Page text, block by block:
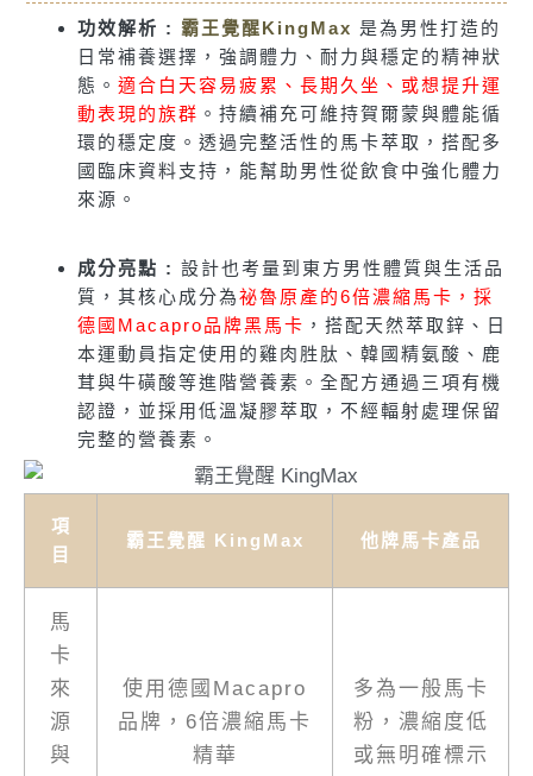
功效解析 : 霸王覺醒KingMax 是為男性打造的
日常補養選擇，強調體力、耐力與穩定的精神狀
態。 適合白天容易疲累、長期久坐、或想提升運
動表現的族群 。持續補充可維持賀爾蒙與體能循
環的穩定度。透過完整活性的馬卡萃取，搭配多
國臨床資料支持，能幫助男性從飲食中強化體力
來源。
成分亮點 : 設計也考量到東方男性體質與生活品
質，其核心成分為祕魯原產的6倍濃縮馬卡，採
德國Macapro品牌黑馬卡 ，搭配天然萃取鋅、日
本運動員指定使用的雞肉胜肽、韓國精氨酸、鹿
茸與牛磺酸等進階營養素。全配方通過三項有機
認證，並採用低溫凝膠萃取，不經輻射處理保留
完整的營養素。
項
目
霸王覺醒 KingMax 他牌馬卡產品
馬
卡
來
源
與
使用德國Macapro
品牌，6倍濃縮馬卡
精華
多為一般馬卡
粉，濃縮度低
或無明確標示